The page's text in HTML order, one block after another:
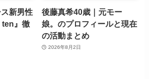
新男性
ten』徹
後藤真希40歳｜元モー
娘。のプロフィールと現在
の活動まとめ
2026年8月2日